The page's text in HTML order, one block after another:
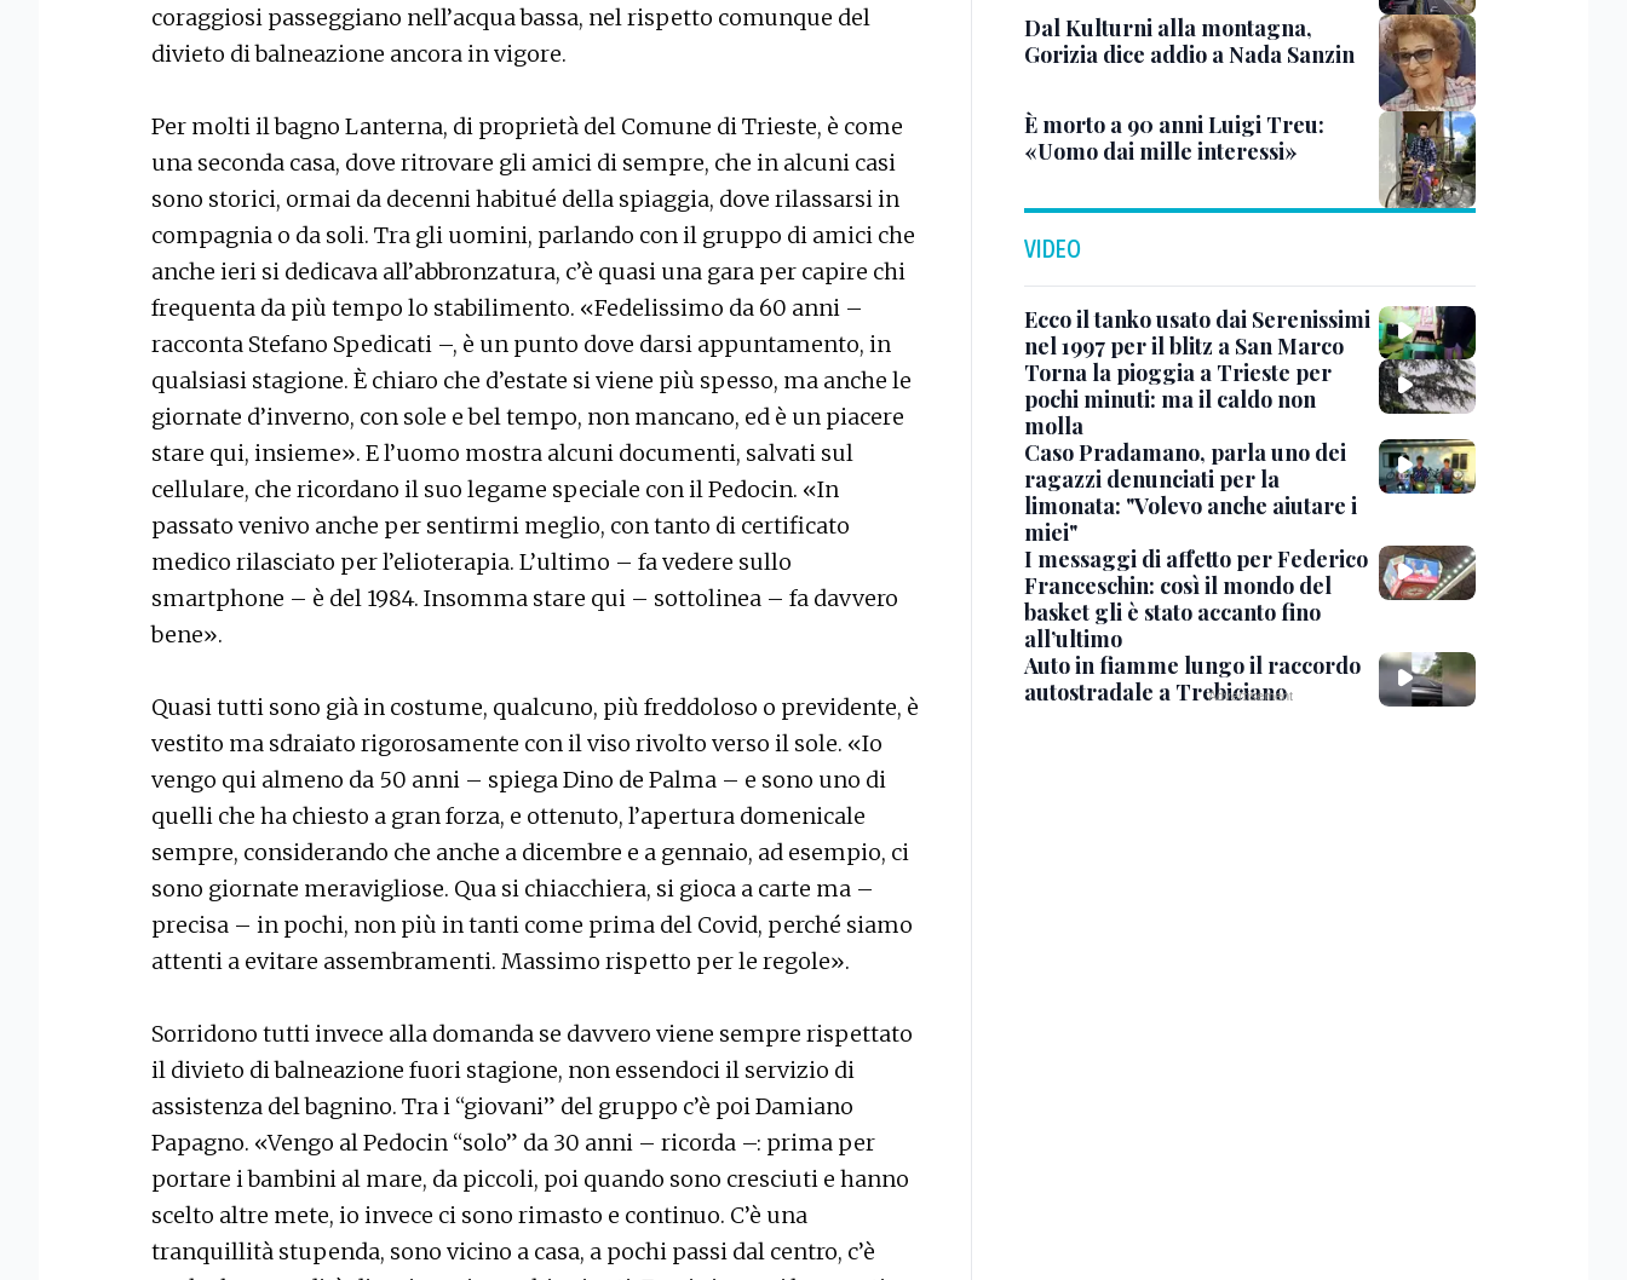
coraggiosi passeggiano nell’acqua bassa, nel rispetto comunque del
divieto di balneazione ancora in vigore.
Per molti il bagno Lanterna, di proprietà del Comune di Trieste, è come
una seconda casa, dove ritrovare gli amici di sempre, che in alcuni casi
sono storici, ormai da decenni habitué della spiaggia, dove rilassarsi in
compagnia o da soli. Tra gli uomini, parlando con il gruppo di amici che
anche ieri si dedicava all’abbronzatura, c’è quasi una gara per capire chi
frequenta da più tempo lo stabilimento. «Fedelissimo da 60 anni –
racconta Stefano Spedicati –, è un punto dove darsi appuntamento, in
qualsiasi stagione. È chiaro che d’estate si viene più spesso, ma anche le
giornate d’inverno, con sole e bel tempo, non mancano, ed è un piacere
stare qui, insieme». E l’uomo mostra alcuni documenti, salvati sul
cellulare, che ricordano il suo legame speciale con il Pedocin. «In
passato venivo anche per sentirmi meglio, con tanto di certificato
medico rilasciato per l’elioterapia. L’ultimo – fa vedere sullo
smartphone – è del 1984. Insomma stare qui – sottolinea – fa davvero
bene».
Quasi tutti sono già in costume, qualcuno, più freddoloso o previdente, è
vestito ma sdraiato rigorosamente con il viso rivolto verso il sole. «Io
vengo qui almeno da 50 anni – spiega Dino de Palma – e sono uno di
quelli che ha chiesto a gran forza, e ottenuto, l’apertura domenicale
sempre, considerando che anche a dicembre e a gennaio, ad esempio, ci
sono giornate meravigliose. Qua si chiacchiera, si gioca a carte ma –
precisa – in pochi, non più in tanti come prima del Covid, perché siamo
attenti a evitare assembramenti. Massimo rispetto per le regole».
Sorridono tutti invece alla domanda se davvero viene sempre rispettato
il divieto di balneazione fuori stagione, non essendoci il servizio di
assistenza del bagnino. Tra i “giovani” del gruppo c’è poi Damiano
Papagno. «Vengo al Pedocin “solo” da 30 anni – ricorda –: prima per
portare i bambini al mare, da piccoli, poi quando sono cresciuti e hanno
scelto altre mete, io invece ci sono rimasto e continuo. C’è una
tranquillità stupenda, sono vicino a casa, a pochi passi dal centro, c’è
Dal Kulturni alla montagna,
Gorizia dice addio a Nada Sanzin
È morto a 90 anni Luigi Treu:
«Uomo dai mille interessi»
VIDEO
Ecco il tanko usato dai Serenissimi
nel 1997 per il blitz a San Marco
Torna la pioggia a Trieste per
pochi minuti: ma il caldo non
molla
Caso Pradamano, parla uno dei
ragazzi denunciati per la
limonata: "Volevo anche aiutare i
miei"
I messaggi di affetto per Federico
Franceschin: così il mondo del
basket gli è stato accanto fino
all’ultimo
Auto in fiamme lungo il raccordo
autostradale a Trebiciano